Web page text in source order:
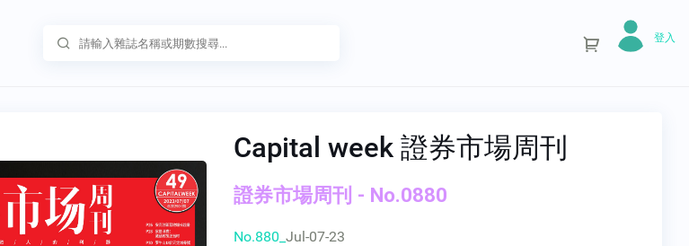
登入
Capital week 證券市場周刊
證券市場周刊 - No.0880
No.880_ Jul-07-23